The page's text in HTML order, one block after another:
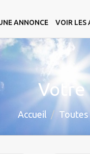
ANNONCE VOIR LES
Votre
Accueil Toutes